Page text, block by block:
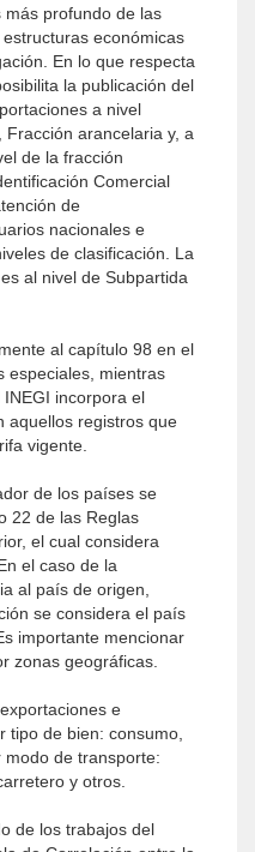
más profundo de las
económicas
En lo que respecta
la publicación del
a nivel
arancelaria y, a
de la fracción
Comercial
de
nacionales e
de clasificación. La
al nivel de Subpartida
al capítulo 98 en el
especiales, mientras
incorpora el
aquellos registros que
vigente.
de los países se
22 de las Reglas
el cual considera
el caso de la
al país de origen,
se considera el país
importante mencionar
zonas geográficas.
e
tipo de bien: consumo,
modo de transporte:
y otros.
de los trabajos del